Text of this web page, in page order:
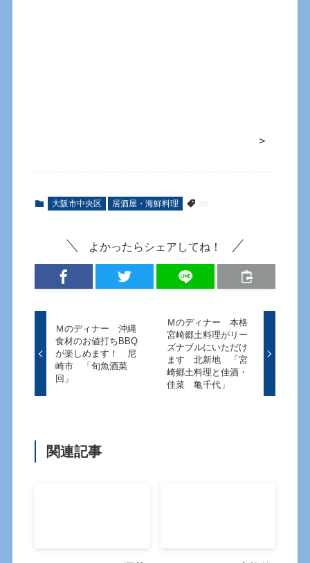
>
大阪市中央区 居酒屋・海鮮料理
よかったらシェアしてね！
Ｍのディナー 沖縄
食材のお値打ちBBQ
が楽しめます！ 尼
崎市 「旬魚酒菜
回」
Ｍのディナー 本格
宮崎郷土料理がリー
ズナブルにいただけ
ます 北新地 「宮
崎郷土料理と佳酒・
佳菜 亀千代」
関連記事